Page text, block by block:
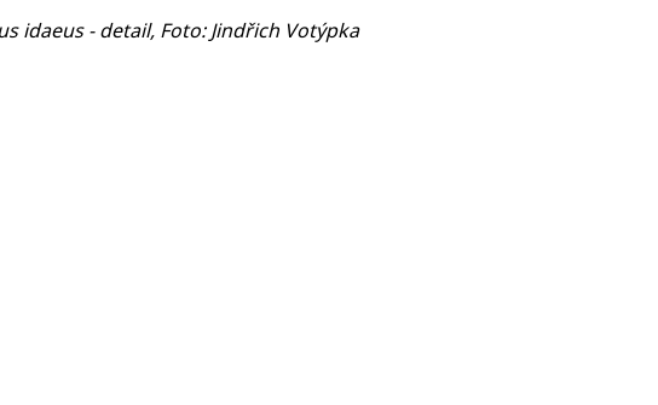
idaeus - detail, Foto: Jindřich Votýpka